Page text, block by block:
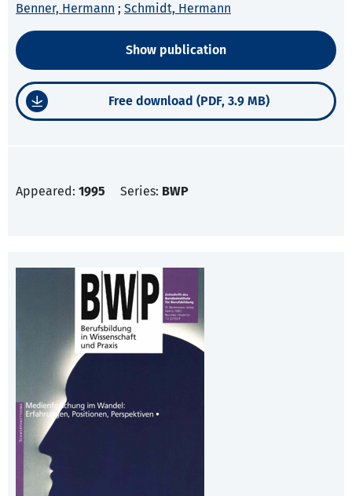
Benner, Hermann ; Schmidt, Hermann
Show publication
Free download (PDF, 3.9 MB)
Appeared: 1995 Series: BWP